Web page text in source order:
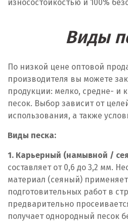
Кызылорда
Петропавловск
Р
Рудный
С
Семей
Т
Тараз
износостойкостью и 100%
Виды
По низкой цене оптовой
производителя вы можете
продукции: мелко, средне- и
песок. Выбор зависит от
использования, а также
Виды песка:
1. Карьерный (намывной /
составляет от 0,6 до 3,2 мм.
материал (сеяный)
подготовительных работ в
предварительно
получает однородный песок